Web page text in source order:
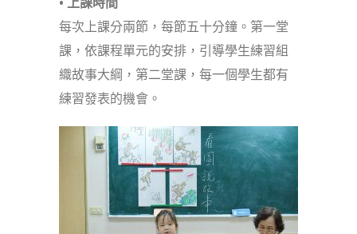
每次上課分兩節，每節五十分鐘。第一堂
課，依課程單元的安排，引導學生練習組
織故事大綱，第二堂課，每一個學生都有
練習發表的機會。